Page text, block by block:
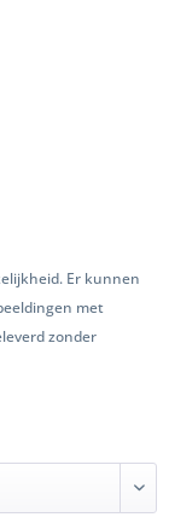
Er kunnen
met
zonder